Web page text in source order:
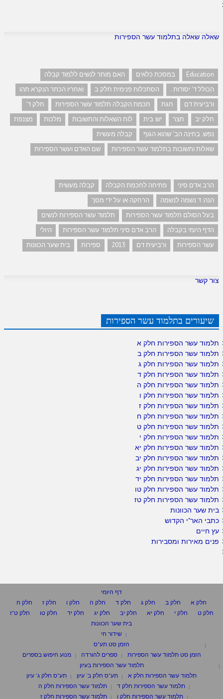
שאלה שאלה בתלמוד עשר הספירות
Education במסכת כלאים
האם מותר לנשים ללמוד קבלה
הכולל ד' יסודות .
הסתכלות פנימית חלק ב
ואחריו הכתר הנקרא תהו
ורביעית דם
חגת חכמת הקבלה תלמוד עשר הספירות
חלק ד'
חלק יב
חצר יש: בית לוח השאלות והתשובות מלכות
מצנפת
נפש. בחינה הב' שהוא הגוף
קבלה מעשית
שאלות ותשובות בתלמוד עשר הספירות
שם האדם ועשר הספירות
הרב אדם סיני פתיחה לחכמת הקבלה
קבלה מעשית
הנה: ד נשמה לנשמה
הרחקה או על ידי מסך
בעל הסולם תלמוד עשר הספירות
תלמוד עשר הספירות לנשים
הדף היומי בקבלה
הרב אדם סיני תלמוד עשר הספירות
היולי
עשר הספירות
ורביעית דם 2013 ספירות בית שער הכוונות
צור קשר
שיעורים בתלמוד עשר הספירות
תלמוד עשר הספירות חלק א
תלמוד עשר הספירות חלק ב
תלמוד עשר הספירות חלק ג
תלמוד עשר הספירות חלק ד
תלמוד עשר הספירות חלק ה
תלמוד עשר הספירות חלק ו
תלמוד עשר הספירות חלק ז
תלמוד עשר הספירות חלק ח
תלמוד עשר הספירות חלק ט
תלמוד עשר הספירות חלק י
תלמוד עשר הספירות חלק יא
תלמוד עשר הספירות חלק יב
תלמוד עשר הספירות חלק יג
תלמוד עשר הספירות חלק יד
תלמוד עשר הספירות חלק טו
תלמוד עשר הספירות חלק טז
בית שער הכוונות
כתבי האר"י הקדוש
עץ חיים
פנים מאירות ומסבירות
דף היומי
חלק א
חלק ב חלק ג חלק ד חלק ה חלק ו חלק ז
חלק ח
חלק ט
חלק י חלק יא חלק יב חלק יג חלק יד חלק טו
חלק ט"ז
בית שער הכוונות
שידור חי
הזמן סט תע"ס
הזמן סט תלמוד עשר הספירות
ספרים להורדה
מנוע חיפוש בספרים
תלמוד עשר הספירות בעיון
תלמוד עשר הספירות חלק א
תע"ס חלק ב' עיון
תע"ס חלק ג' עיון
תלמוד עשר הספירות חלק ד
תלמוד עשר הספירות חלק ה
תלמוד עשר הספירות חלק ו
תלמוד עשר הספירות חלק ז